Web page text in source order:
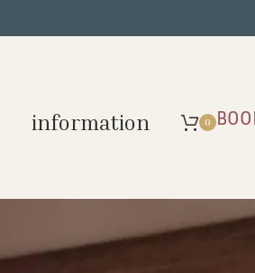
information 0